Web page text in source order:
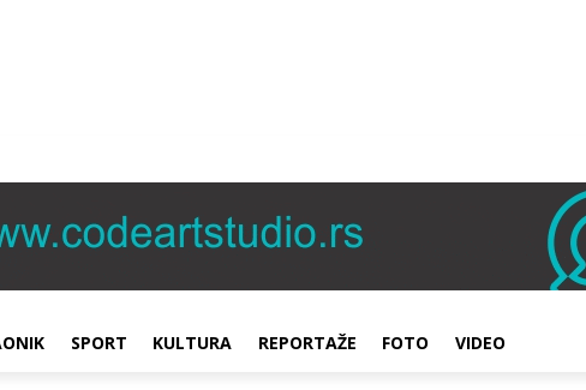
SPORT KULTURA REPORTAŽE FOTO VIDEO